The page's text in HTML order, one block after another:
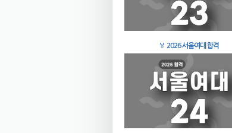
🏅 2026 서울여대 합격